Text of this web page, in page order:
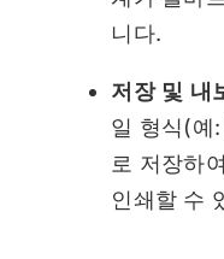
니다.
저장 및 내
일 형식(예
로 저장하
인쇄할 수